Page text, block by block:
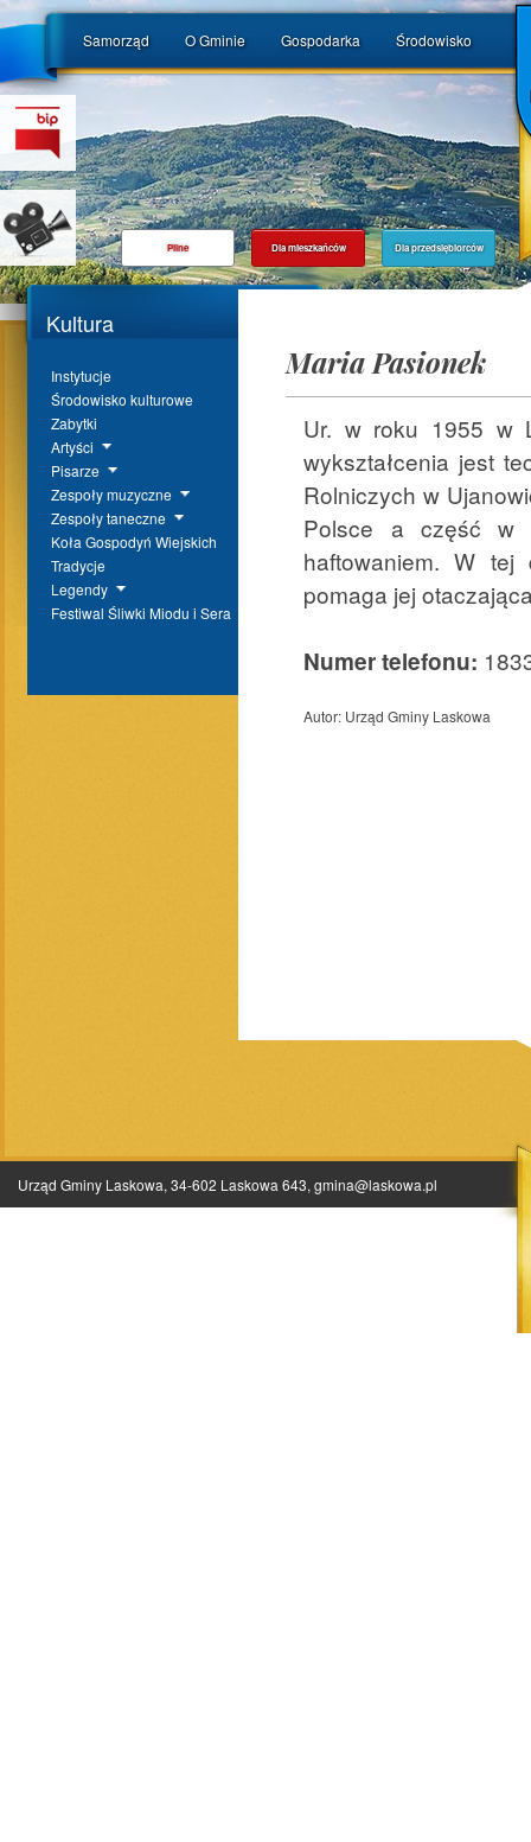
Samorząd O Gminie Gospodarka Środowisko
Pilne Dla mieszkańców Dla przedsiębiorców
Kultura
Instytucje
Środowisko kulturowe
Zabytki
Artyści
Pisarze
Zespoły muzyczne
Zespoły taneczne
Koła Gospodyń Wiejskich
Tradycje
Legendy
Festiwal Śliwki Miodu i Sera
Maria Pasionek
Ur. w roku 1955 w
wykształcenia jest
Rolniczych w
Polsce a część w
haftowaniem. W tej
pomaga jej
Numer telefonu:
Autor: Urząd Gminy Laskowa
Urząd Gminy Laskowa, 34-602 Laskowa 643, gmina@laskowa.pl